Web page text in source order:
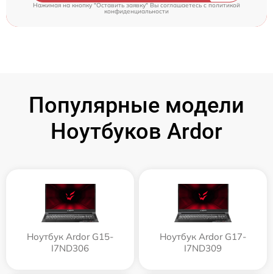
Нажимая на кнопку "Оставить заявку" Вы соглашаетесь cполитикой
конфиденциальности
Популярные модели
Ноутбуков Ardor
Ноутбук Ardor G15-
I7ND306
Ноутбук Ardor G17-
I7ND309